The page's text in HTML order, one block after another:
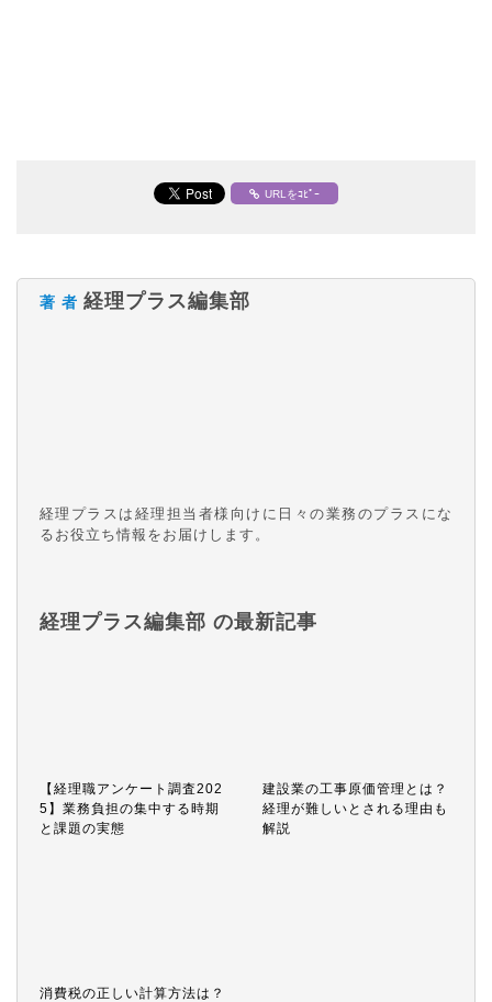
URLをｺﾋﾟｰ
著 者 経理プラス編集部
経理プラスは経理担当者様向けに日々の業務のプラスにな
るお役立ち情報をお届けします。
経理プラス編集部 の最新記事
【経理職アンケート調査202
5】業務負担の集中する時期
と課題の実態
建設業の工事原価管理とは？
経理が難しいとされる理由も
解説
消費税の正しい計算方法は？